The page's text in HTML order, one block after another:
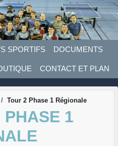
SPORTIFS DOCUMENTS
CONTACT ET PLAN
Tour 2 Phase 1 Régionale
PHASE 1